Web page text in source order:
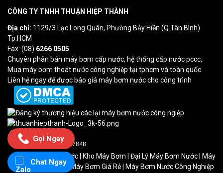
Gọi Ngay
Chat Ngay
CÔNG TY TNHH THUẬN HIỆP THÀNH
Địa chỉ: 1129/3 Lạc Long Quân, Phường Bảy Hiền (Q.Tân Bình)
Tp.HCM
Fax: (08) 6266 0505
Chuyên phân bán máy bơm cấp nước, hệ thống cấp nước pccc,
Mua máy bơm thoát nước công nghiệp tại tphcm và toàn quốc.
Liên hệ ngay để được báo giá máy bơm nước cho công trình
Tổng truy cập: 237848
Máy Bơm Cấp Nước Kho Máy Bơm | Đại Lý Máy Bơm Nước | Máy
Bơm Nước HCM | Máy Bơm Giá Rẻ | Máy Bơm Nước Công Nghiệp